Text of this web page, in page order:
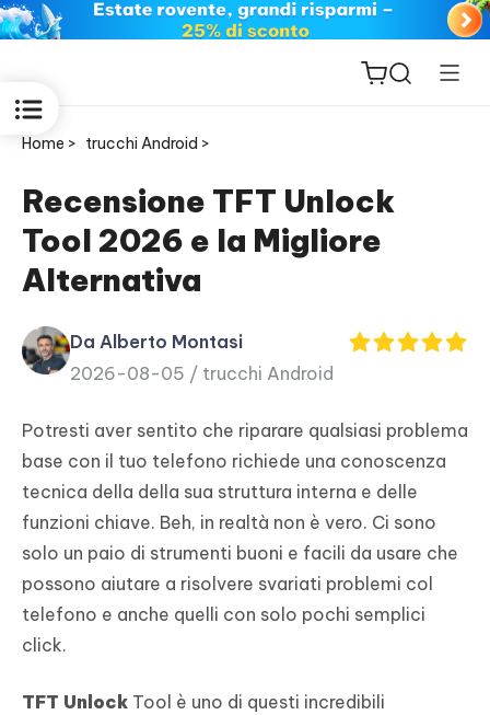
ReiBoot
for iOS
PDNob
PDF
New
iAnyGo
Home > trucchi Android >
Recensione TFT Unlock
Tool 2026 e la Migliore
Alternativa
Da Alberto Montasi
2026-08-05 / trucchi Android
Potresti aver sentito che riparare qualsiasi problema
base con il tuo telefono richiede una conoscenza
tecnica della della sua struttura interna e delle
funzioni chiave. Beh, in realtà non è vero. Ci sono
solo un paio di strumenti buoni e facili da usare che
possono aiutare a risolvere svariati problemi col
telefono e anche quelli con solo pochi semplici
click.
TFT Unlock Tool è uno di questi incredibili